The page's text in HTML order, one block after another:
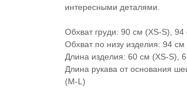
интересными деталями.
Обхват груди: 90 см (XS-S),
Обхват по низу изделия: 94
Длина изделия: 60 см (XS-S),
Длина рукава от основания
(M-L)